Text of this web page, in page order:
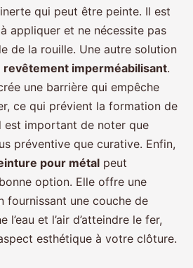
qui peut être peinte. Il est
appliquer et ne nécessite pas
de la rouille. Une autre solution
revêtement imperméabilisant.
une barrière qui empêche
ce qui prévient la formation de
est important de noter que
préventive que curative. Enfin,
pour métal peut
option. Elle offre une
fournissant une couche de
l’eau et l’air d’atteindre le fer,
esthétique à votre clôture.